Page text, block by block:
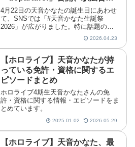
祝福と寂しさの声が拡散
4月22日の天音かなたの誕生日にあわせ
て、SNSでは「#天音かなた生誕祭
2026」が広がりました。特に話題の中
心になったのは、戌神ころねが告知・公
開した歌ってみた「departure!」です。
あわせて駅広告の掲出報告も拡散し、祝
福の声だけで...
2026.04.23
【ホロライブ】天音かなたが持
っている免許・資格に関するエ
ピソードまとめ
ホロライブ4期生天音かなたさんの免
許・資格に関する情報・エピソードをま
とめています。
2025.01.02 2026.05.29
【ホロライブ】天音かなた、最